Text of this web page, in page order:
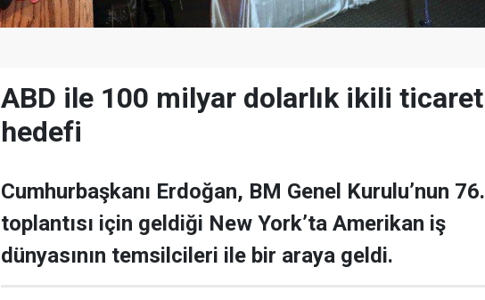
ABD ile 100 milyar dolarlık ikili ticaret
hedefi
Cumhurbaşkanı Erdoğan, BM Genel Kurulu’nun 76.
toplantısı için geldiği New York’ta Amerikan iş
dünyasının temsilcileri ile bir araya geldi.